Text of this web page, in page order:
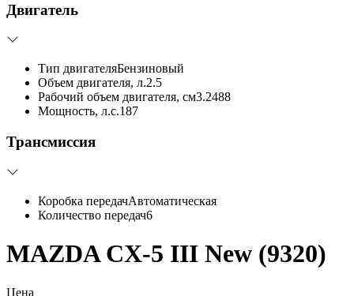
Двигатель
Тип двигателяБензиновый
Объем двигателя, л.2.5
Рабочий объем двигателя, см3.2488
Мощность, л.с.187
Трансмиссия
Коробка передачАвтоматическая
Количество передач6
MAZDA CX-5 III New (9320)
Цена